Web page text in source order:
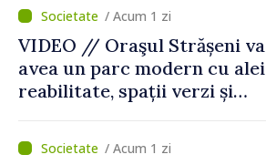
/ Acum 1 zi
VIDEO // Oraşul Strășeni va
avea un parc modern cu alei
reabilitate, spații verzi și
/ Acum 1 zi